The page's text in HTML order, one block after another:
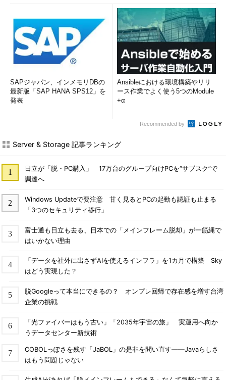
SAPジャパン、インメモリDBの
最新版「SAP HANA SPS12」を
発表
Ansibleにおける環境構築やリリ
ース作業でよく使う5つのModule
+α
Recommended by
Server & Storage 記事ランキング
日立が「脱・PC購入」 17万台のグループ向けPCを“サブスク”で
調達へ
Windows Updateで要注意 甘く見るとPCの起動も認証も止まる
「3つのセキュリティ移行」
富士通も日立も去る、日本での「メインフレーム脱却」が一筋縄で
はいかない理由
「データを社外に出さずAIを使えるインフラ」を1カ月で構築 Sky
はどう実現した？
脱Googleって本当にできるの？ オンプレ回帰で存在感を増す台湾
企業の挑戦
「光ファイバーはもう古い」「2035年宇宙の旅」 実運用へ向か
うデータセンター新技術
COBOLっぽさを残す「JaBOL」の是非を問い直す――Javaらしさ
はもう問題じゃない